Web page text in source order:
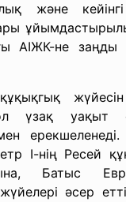
және
АІЖК-не заңды
үзақ уақыт
І-нің Ресей
Батыс
әсер